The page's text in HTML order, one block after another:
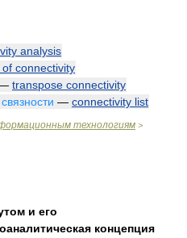
analysis
connectivity
transpose connectivity
— connectivity list
технологиям >
и его
концепция